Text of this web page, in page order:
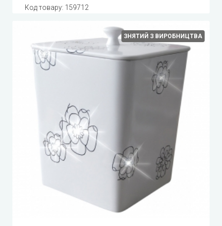
Код товару: 159712
ЗНЯТИЙ З ВИРОБНИЦТВА